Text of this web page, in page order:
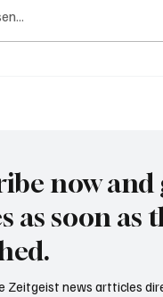
now
as soon as
Zeitgeist news artticles